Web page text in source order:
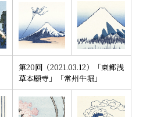
第20回（2021.03.12）「東都浅
草本願寺」「常州牛堀」